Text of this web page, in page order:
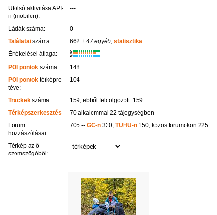
Utolsó aktivitása API-
n (mobilon):
---
Ládák száma:
0
Találataiszáma: 662 + 47 egyéb, statisztika
Értékelései átlaga:
K
R
W
POI pontokszáma:
148
POI pontoktérképre
téve:
104
Trackekszáma:
159, ebből feldolgozott: 159
Térképszerkesztés
70 alkalommal 22 tájegységben
Fórum
hozzászólásai:
705 -- GC-n 330, TUHU-n 150, közös fórumokon 225
Térkép az ő
szemszögéből: